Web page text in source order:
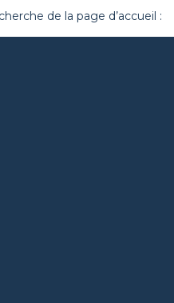
de la page d’accueil :